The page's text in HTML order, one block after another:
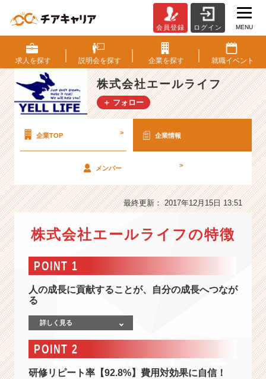
式
会
社
エ
ー
ル
ラ
会
【毎
1
成
し
な
け
会員登録 ログイン MENU
求人を探す 説明会を探す 企業を探す 就職イベント
株式会社エールライフ
＋ フォロー
企業TOP > 企業情報
メンバー >
最終更新： 2017年12月15日 13:51
株式会社エールライフの特徴
POINT 1
人の成長に貢献することが、自分の成長へつなが
る
詳しく見る
POINT 2
研修リピート率【92.8%】費用対効果に自信！